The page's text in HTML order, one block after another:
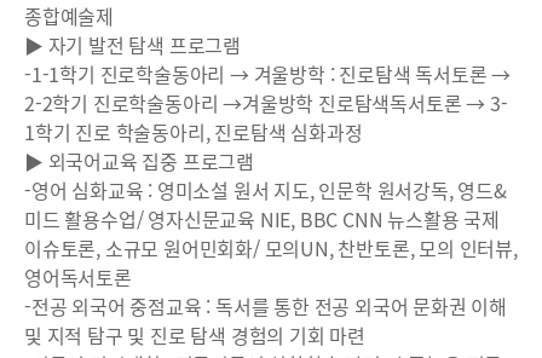
종합예술제
▶ 자기 발전 탐색 프로그램
-1-1학기 진로학술동아리 → 겨울방학 : 진로탐색 독서토론 →
2-2학기 진로학술동아리 →겨울방학 진로탐색독서토론 → 3-
1학기 진로 학술동아리, 진로탐색 심화과정
▶ 외국어교육 집중 프로그램
-영어 심화교육 : 영미소설 원서 지도, 인문학 원서강독, 영드&
미드 활용수업/ 영자신문교육 NIE, BBC CNN 뉴스활용 국제
이슈토론, 소규모 원어민회화/ 모의UN, 찬반토론, 모의 인터뷰,
영어독서토론
-전공 외국어 중점교육 : 독서를 통한 전공 외국어 문화권 이해
및 지적 탐구 및 진로 탐색 경험의 기회 마련